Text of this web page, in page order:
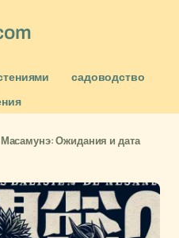
садоводство
Ожидания и дата